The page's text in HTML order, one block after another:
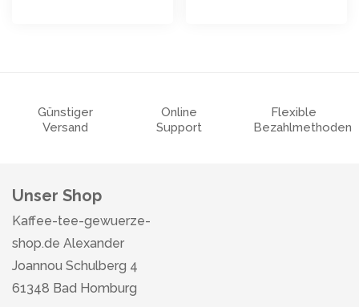
Günstiger
Versand
Online
Support
Flexible
Bezahlmethoden
Unser Shop
Kaffee-tee-gewuerze-
shop.de Alexander
Joannou Schulberg 4
61348 Bad Homburg